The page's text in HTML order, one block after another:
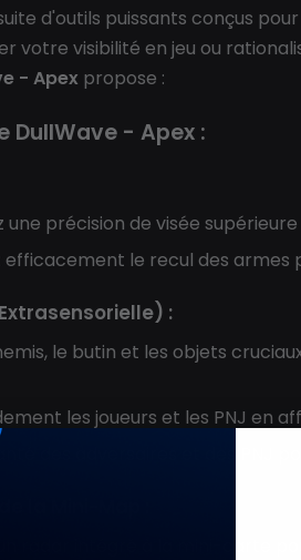
d'outils puissants conçus
votre visibilité en jeu ou
- Apex propose :
DullWave - Apex :
une précision de visée
efficacement le recul des
:
le butin et les objets
les joueurs et les PNJ en
des adversaires et des
la Mini-Map :
un radar intégré à la mini-carte